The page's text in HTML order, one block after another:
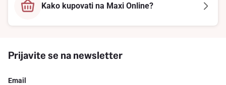
Kako kupovati na Maxi Online?
Prijavite se na newsletter
Email